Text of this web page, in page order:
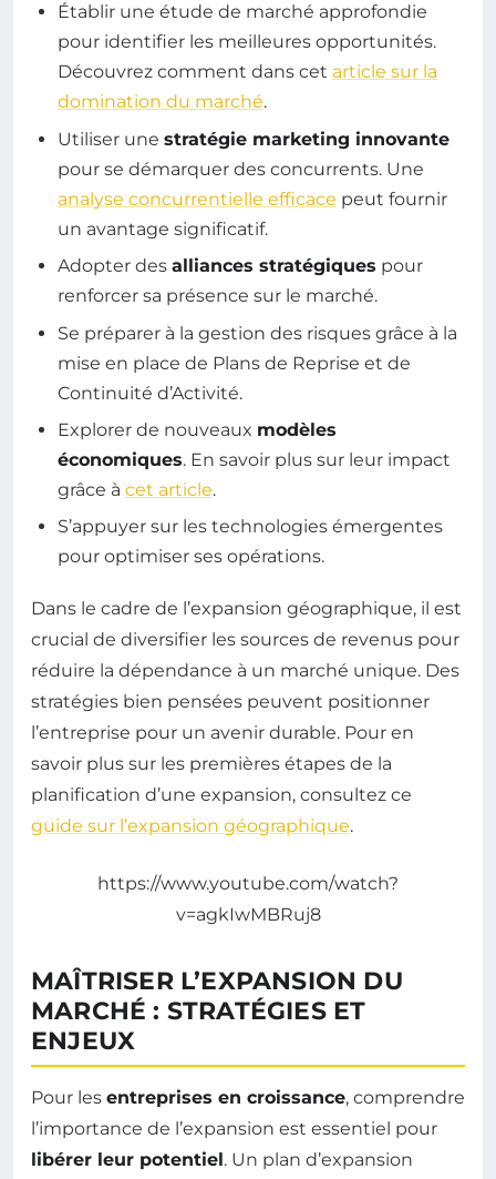
Établir une étude de marché approfondie
pour identifier les meilleures opportunités.
Découvrez comment dans cet article sur la
domination du marché.
Utiliser une stratégie marketing innovante
pour se démarquer des concurrents. Une
analyse concurrentielle efficace peut fournir
un avantage significatif.
Adopter des alliances stratégiques pour
renforcer sa présence sur le marché.
Se préparer à la gestion des risques grâce à la
mise en place de Plans de Reprise et de
Continuité d’Activité.
Explorer de nouveaux modèles
économiques. En savoir plus sur leur impact
grâce à cet article.
S’appuyer sur les technologies émergentes
pour optimiser ses opérations.
Dans le cadre de l’expansion géographique, il est
crucial de diversifier les sources de revenus pour
réduire la dépendance à un marché unique. Des
stratégies bien pensées peuvent positionner
l’entreprise pour un avenir durable. Pour en
savoir plus sur les premières étapes de la
planification d’une expansion, consultez ce
guide sur l’expansion géographique.
https://www.youtube.com/watch?
v=agkIwMBRuj8
MAÎTRISER L’EXPANSION DU
MARCHÉ : STRATÉGIES ET
ENJEUX
Pour les entreprises en croissance, comprendre
l’importance de l’expansion est essentiel pour
libérer leur potentiel. Un plan d’expansion